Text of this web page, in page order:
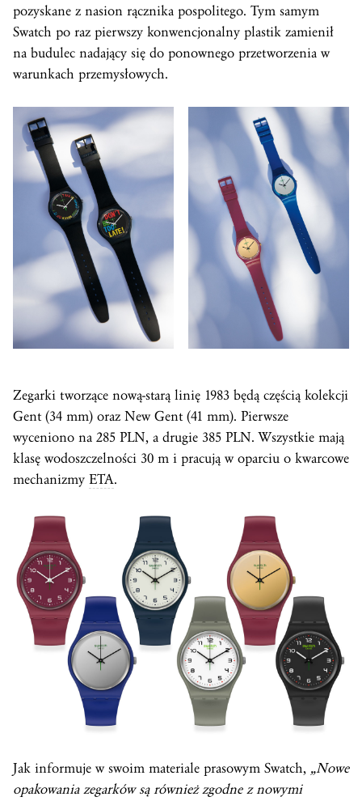
pozyskane z nasion rącznika pospolitego. Tym samym
Swatch po raz pierwszy konwencjonalny plastik zamienił
na budulec nadający się do ponownego przetworzenia w
warunkach przemysłowych.
Zegarki tworzące nową-starą linię 1983 będą częścią kolekcji
Gent (34 mm) oraz New Gent (41 mm). Pierwsze
wyceniono na 285 PLN, a drugie 385 PLN. Wszystkie mają
klasę wodoszczelności 30 m i pracują w oparciu o kwarcowe
mechanizmy ETA.
Jak informuje w swoim materiale prasowym Swatch, „Nowe
opakowania zegarków są również zgodne z nowymi